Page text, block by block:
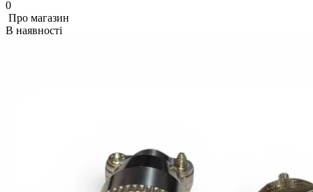
0
Про магазин
В наявності